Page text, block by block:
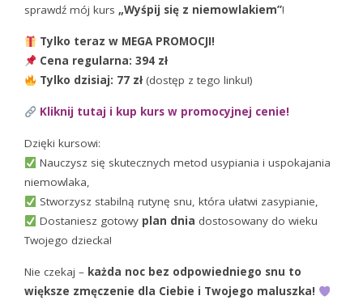
sprawdź mój kurs „Wyśpij się z niemowlakiem”!
Tylko teraz w MEGA PROMOCJI!
Cena regularna: 394 zł
Tylko dzisiaj: 77 zł (dostęp z tego linku!)
Kliknij tutaj i kup kurs w promocyjnej cenie!
Dzięki kursowi:
Nauczysz się skutecznych metod usypiania i uspokajania
niemowlaka,
Stworzysz stabilną rutynę snu, która ułatwi zasypianie,
Dostaniesz gotowy plan dnia dostosowany do wieku
Twojego dziecka!
Nie czekaj – każda noc bez odpowiedniego snu to
większe zmęczenie dla Ciebie i Twojego maluszka!